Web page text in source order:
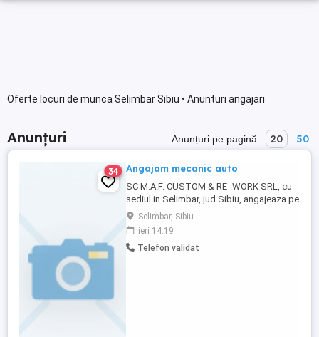
Oferte locuri de munca Selimbar Sibiu • Anunturi angajari
Anunțuri Anunțuri pe pagină: 20 50
34 Angajam mecanic auto
SC M.A.F. CUSTOM & RE- WORK SRL, cu
sediul in Selimbar, jud.Sibiu, angajeaza pe
urmatorul post: - " mecanic auto" - 1 post
CV-urile se depun la adresa afisata pe site.
Pentru mai multe detali nu ezitati sa ne
contactati.
Selimbar, Sibiu
ieri 14:19
Telefon validat